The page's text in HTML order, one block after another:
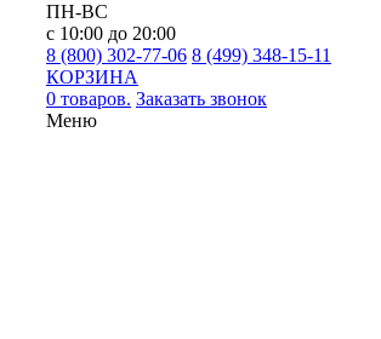
ПН-ВС
с 10:00 до 20:00
8 (800) 302-77-06 8 (499) 348-15-11
КОРЗИНА
0 товаров. Заказать звонок
Меню